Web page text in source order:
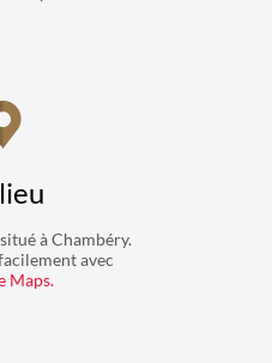
à Chambéry.
avec
Maps.